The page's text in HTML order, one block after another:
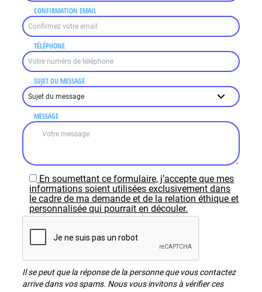
CONFIRMATION EMAIL
TÉLÉPHONE
SUJET DU MESSAGE
MESSAGE
En soumettant ce formulaire, j’accepte que mes
informations soient utilisées exclusivement dans
le cadre de ma demande et de la relation éthique et
personnalisée qui pourrait en découler.
Il se peut que la réponse de la personne que vous contactez
arrive dans vos spams. Nous vous invitons à vérifier ces